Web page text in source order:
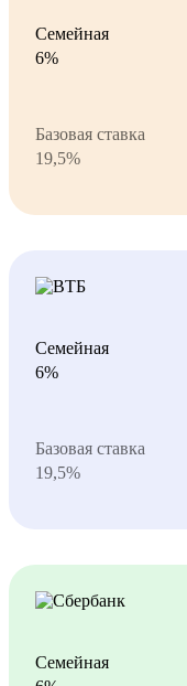
Семейная
6%
Базовая ставка
19,5%
Семейная
6%
Базовая ставка
19,5%
Семейная